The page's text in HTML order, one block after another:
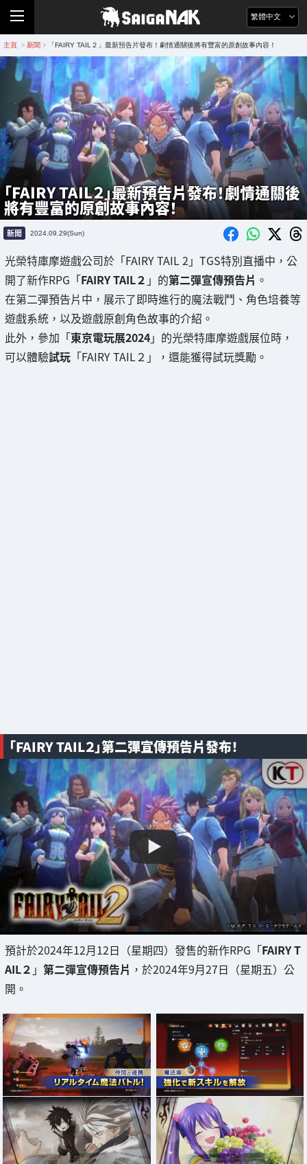
繁體中文
主頁 > 新聞 > 「FAIRY TAIL２」最新預告片發布！劇情通關後將有豐富的原創故事內容！
「FAIRY TAIL２」最新預告片發布！劇情通關後
將有豐富的原創故事內容！
新聞 2024.09.29(Sun)
光榮特庫摩遊戲公司於「FAIRY TAIL 2」TGS特別直播中，公
開了新作RPG「FAIRY TAIL２ 」的第二彈宣傳預告片 。
在第二彈預告片中，展示了即時進行的魔法戰鬥、角色培養等
遊戲系統，以及遊戲原創角色故事的介紹。
此外，參加「東京電玩展2024」的光榮特庫摩遊戲展位時，
可以體驗試玩 「FAIRY TAIL２」，還能獲得試玩獎勵。
「FAIRY TAIL２」第二彈宣傳預告片發布！
預計於2024年12月12日（星期四）發售的新作RPG「FAIRY T
AIL２ 」 第二彈宣傳預告片 ，於2024年9月27日（星期五）公
開。